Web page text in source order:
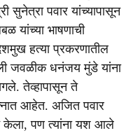
सुनेत्रा पवार यांच्यापासून
भाषणाची
हत्या प्रकरणातील
जवळीक धनंजय मुंडे यांना
तेव्हापासून ते
आहेत. अजित पवार
केला, पण त्यांना यश आले